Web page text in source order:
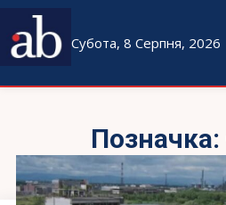
Субота, 8 Серпня, 2026
Позначка: